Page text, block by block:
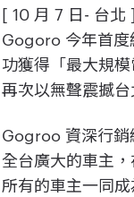
[ 10 月 7 日- 台北
Gogoro 今年首度
功獲得「最大規
再次以無聲震撼
Gogroo 資深行銷
全台廣大的車主
所有的車主一同